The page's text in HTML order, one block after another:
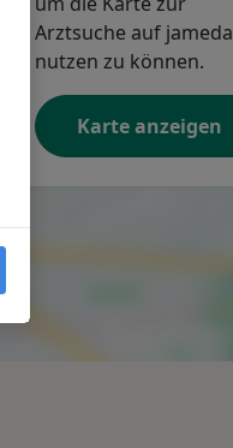
Arztsuche auf jameda
nutzen zu können.
Karte anzeigen